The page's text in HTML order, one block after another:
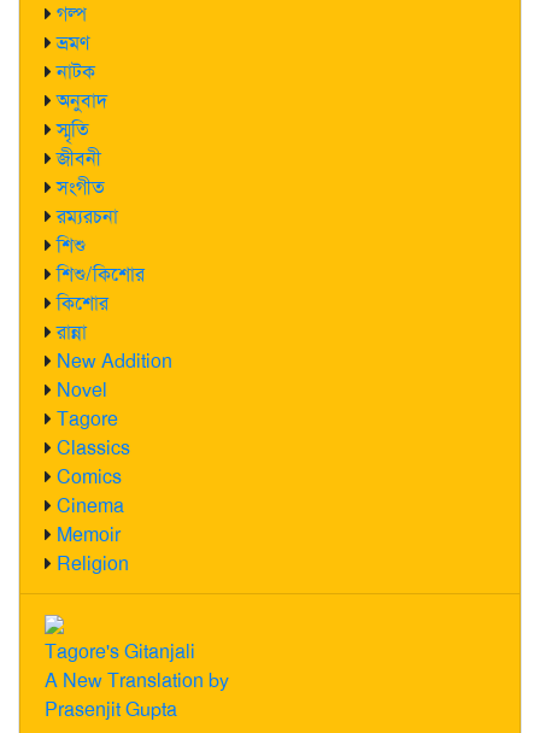
গল্প
ভ্রমণ
নাটক
অনুবাদ
স্মৃতি
জীবনী
সংগীত
রম্যরচনা
শিশু
শিশু/কিশোর
কিশোর
রান্না
New Addition
Novel
Tagore
Classics
Comics
Cinema
Memoir
Religion
Tagore's Gitanjali
A New Translation by
Prasenjit Gupta